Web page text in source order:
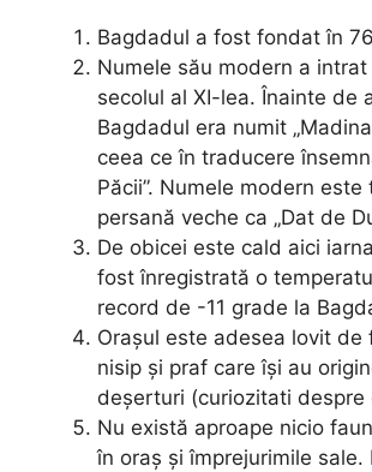
Bagdadul a fost fondat în
Numele său modern a
secolul al XI-lea. Înainte de
Bagdadul era numit
ceea ce în traducere
Păcii”. Numele modern
persană veche ca „Dat de
De obicei este cald aici
fost înregistrată o
record de -11 grade la
Orașul este adesea lovit de
nisip și praf care își au
deșerturi (curiozitati despre
Nu există aproape nicio
în oraș și împrejurimile sale.